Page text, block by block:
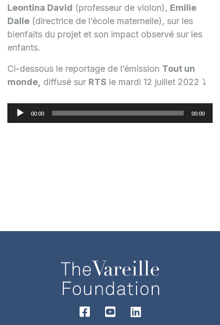
Leontina David (professeur de violon), Emilie
Dalle (directrice de l’école maternelle), sur les
bienfaits du projet et son impact observé sur les
enfants.
Ci-dessous le reportage de l’émission Tout un
monde, diffusé sur RTS le mardi 12 juillet 2022 ⤵️
Lecteur
audio
00:00 00:00